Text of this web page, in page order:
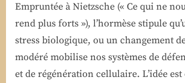
Empruntée à Nietzsche (« Ce qui ne
rend plus forts »), l’hormèse stipule
stress biologique, ou un changement
modéré mobilise nos systèmes de
et de régénération cellulaire. L’idée